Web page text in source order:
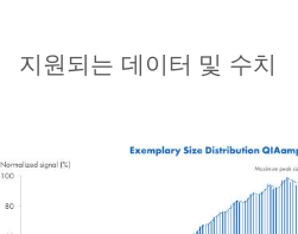
지원되는 데이터 및 수치